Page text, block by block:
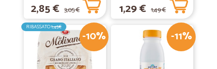
2,85 € 3,05 € 1,29 € 1,49 €
-10%
RIBASSATO1,45€
-11%